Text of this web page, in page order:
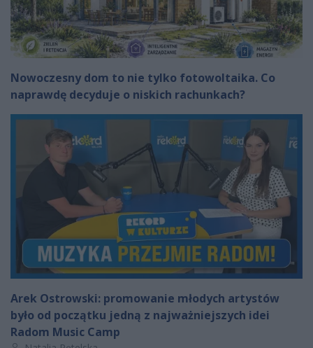
Nowoczesny dom to nie tylko fotowoltaika. Co
naprawdę decyduje o niskich rachunkach?
Arek Ostrowski: promowanie młodych artystów
było od początku jedną z najważniejszych idei
Radom Music Camp